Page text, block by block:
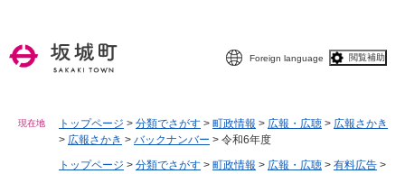
Foreign language 閲覧補助
現在地 トップページ > 分類でさがす > 町政情報 > 広報・広聴 > 広報さかき
> 広報さかき > バックナンバー > 令和6年度
トップページ > 分類でさがす > 町政情報 > 広報・広聴 > 有料広告 >